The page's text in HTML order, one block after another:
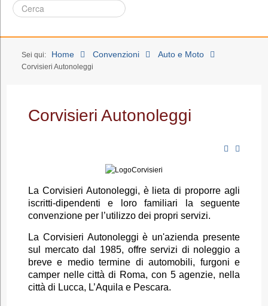
Cerca
Sei qui: Home Convenzioni Auto e Moto
Corvisieri Autonoleggi
Corvisieri Autonoleggi
La Corvisieri Autonoleggi, è lieta di proporre agli
iscritti-dipendenti e loro familiari la seguente
convenzione per l’utilizzo dei propri servizi.
La Corvisieri Autonoleggi è un'azienda presente
sul mercato dal 1985, offre servizi di noleggio a
breve e medio termine di automobili, furgoni e
camper nelle città di Roma, con 5 agenzie, nella
città di Lucca, L’Aquila e Pescara.